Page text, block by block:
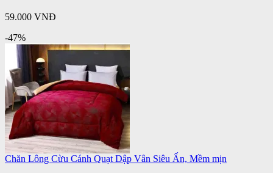
59.000 VNĐ
-47%
Chăn Lông Cừu Cánh Quạt Dập Vân Siêu Ấn, Mềm mịn